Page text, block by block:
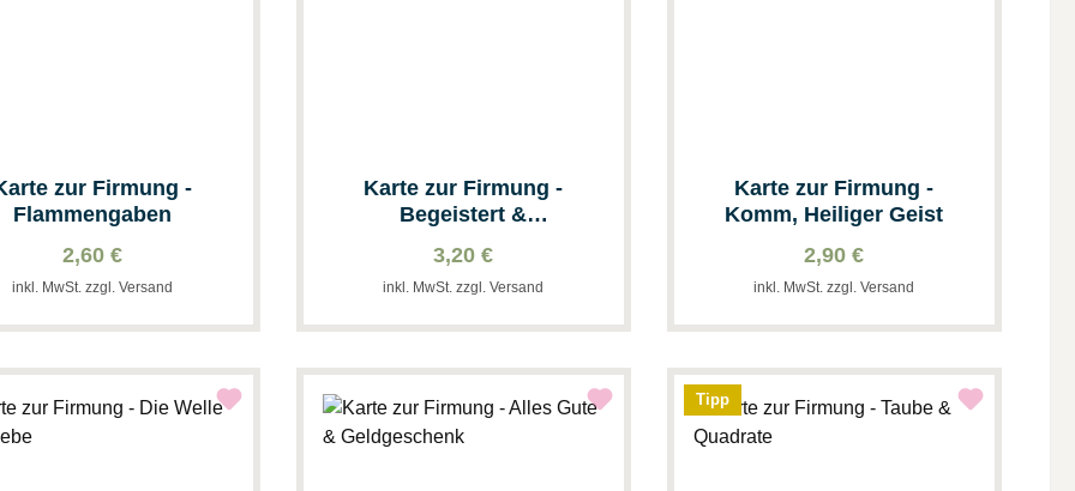
zur Firmung -
Flammengaben
2,60 €
inkl. MwSt. zzgl. Versand
Karte zur Firmung -
Begeistert &
3,20 €
inkl. MwSt. zzgl. Versand
Karte zur Firmung -
Komm, Heiliger Geist
2,90 €
inkl. MwSt. zzgl. Versand
Tipp